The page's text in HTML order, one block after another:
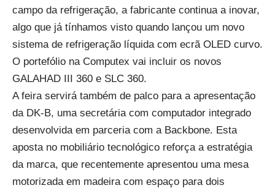
campo da refrigeração, a fabricante continua a inovar,
algo que já tínhamos visto quando lançou um novo
sistema de refrigeração líquida com ecrã OLED curvo.
O portefólio na Computex vai incluir os novos
GALAHAD III 360 e SLC 360.
A feira servirá também de palco para a apresentação
da DK-B, uma secretária com computador integrado
desenvolvida em parceria com a Backbone. Esta
aposta no mobiliário tecnológico reforça a estratégia
da marca, que recentemente apresentou uma mesa
motorizada em madeira com espaço para dois